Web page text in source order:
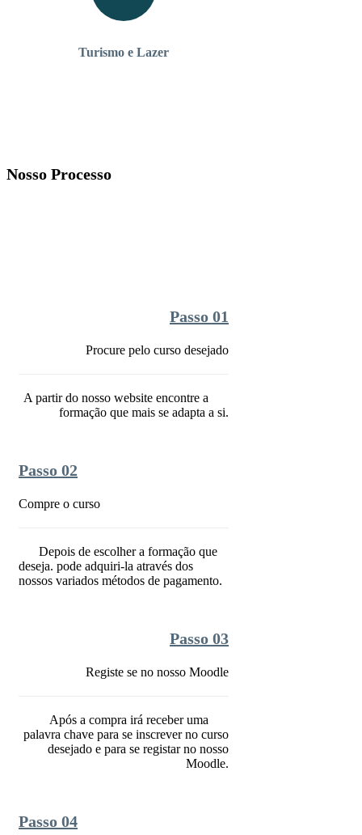
Turismo e Lazer
Nosso Processo
Passo 01
Procure pelo curso desejado
A partir do nosso website encontre a
formação que mais se adapta a si.
Passo 02
Compre o curso
Depois de escolher a formação que
deseja. pode adquiri-la através dos
nossos variados métodos de pagamento.
Passo 03
Registe se no nosso Moodle
Após a compra irá receber uma
palavra chave para se inscrever no curso
desejado e para se registar no nosso
Moodle.
Passo 04